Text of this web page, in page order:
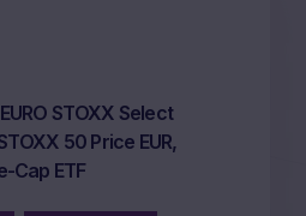
STOXX Select
50 Price EUR,
Cap ETF